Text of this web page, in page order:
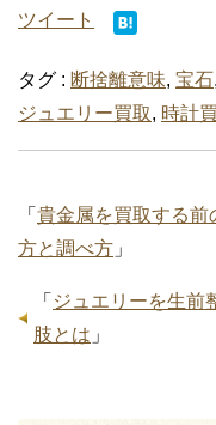
ツイート
タグ : 断捨離意味, 宝石,
ジュエリー買取, 時計
「 貴金属を買取する前
方と調べ方 」
「 ジュエリーを生前
肢とは 」